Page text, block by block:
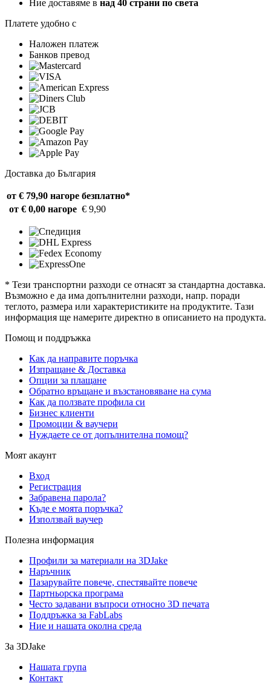
Ние доставяме в над 40 страни по света
Платете удобно с
Наложен платеж
Банков превод
Доставка до България
от € 79,90 нагоре безплатно*
от € 0,00 нагоре € 9,90
* Тези транспортни разходи се отнасят за стандартна доставка.
Възможно е да има допълнителни разходи, напр. поради
теглото, размера или характеристиките на продуктите. Тази
информация ще намерите директно в описанието на продукта.
Помощ и поддръжка
Как да направите поръчка
Изпращане & Доставка
Опции за плащане
Обратно връщане и възстановяване на сума
Как да ползвате профила си
Бизнес клиенти
Промоции & ваучери
Нуждаете се от допълнителна помощ?
Моят акаунт
Вход
Регистрация
Забравена парола?
Къде е моята поръчка?
Използвай ваучер
Полезна информация
Профили за материали на 3DJake
Наръчник
Пазарувайте повече, спестявайте повече
Партньорска програма
Често задавани въпроси относно 3D печата
Поддръжка за FabLabs
Ние и нашата околна среда
За 3DJake
Нашата група
Контакт